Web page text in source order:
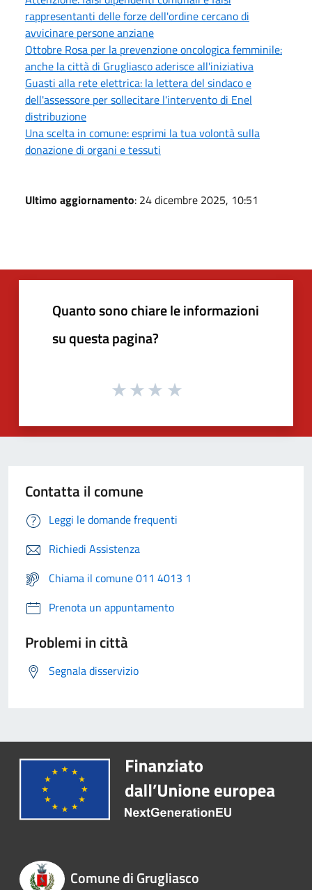
rappresentanti delle forze dell'ordine cercano di
avvicinare persone anziane
Ottobre Rosa per la prevenzione oncologica femminile:
anche la città di Grugliasco aderisce all'iniziativa
Guasti alla rete elettrica: la lettera del sindaco e
dell'assessore per sollecitare l'intervento di Enel
distribuzione
Una scelta in comune: esprimi la tua volontà sulla
donazione di organi e tessuti
Ultimo aggiornamento: 24 dicembre 2025, 10:51
Quanto sono chiare le informazioni
su questa pagina?
Contatta il comune
Leggi le domande frequenti
Richiedi Assistenza
Chiama il comune 011 4013 1
Prenota un appuntamento
Problemi in città
Segnala disservizio
Comune di Grugliasco